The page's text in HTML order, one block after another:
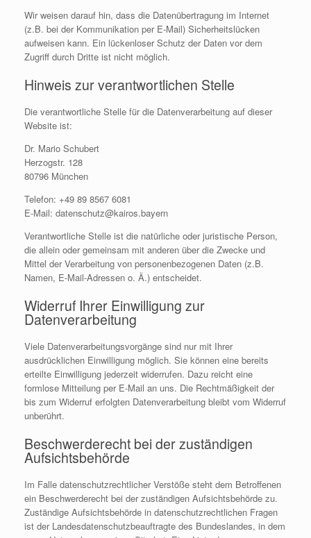
Wir weisen darauf hin, dass die Datenübertragung im Internet
(z.B. bei der Kommunikation per E-Mail) Sicherheitslücken
aufweisen kann. Ein lückenloser Schutz der Daten vor dem
Zugriff durch Dritte ist nicht möglich.
Hinweis zur verantwortlichen Stelle
Die verantwortliche Stelle für die Datenverarbeitung auf dieser
Website ist:
Dr. Mario Schubert
Herzogstr. 128
80796 München
Telefon: +49 89 8567 6081
E-Mail: datenschutz@kairos.bayern
Verantwortliche Stelle ist die natürliche oder juristische Person,
die allein oder gemeinsam mit anderen über die Zwecke und
Mittel der Verarbeitung von personenbezogenen Daten (z.B.
Namen, E-Mail-Adressen o. Ä.) entscheidet.
Widerruf Ihrer Einwilligung zur
Datenverarbeitung
Viele Datenverarbeitungsvorgänge sind nur mit Ihrer
ausdrücklichen Einwilligung möglich. Sie können eine bereits
erteilte Einwilligung jederzeit widerrufen. Dazu reicht eine
formlose Mitteilung per E-Mail an uns. Die Rechtmäßigkeit der
bis zum Widerruf erfolgten Datenverarbeitung bleibt vom Widerruf
unberührt.
Beschwerderecht bei der zuständigen
Aufsichtsbehörde
Im Falle datenschutzrechtlicher Verstöße steht dem Betroffenen
ein Beschwerderecht bei der zuständigen Aufsichtsbehörde zu.
Zuständige Aufsichtsbehörde in datenschutzrechtlichen Fragen
ist der Landesdatenschutzbeauftragte des Bundeslandes, in dem